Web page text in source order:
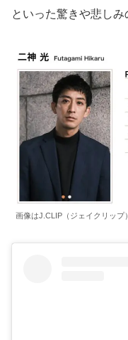
といった驚きや悲しみ
画像はJ.CLIP（ジェイクリップ